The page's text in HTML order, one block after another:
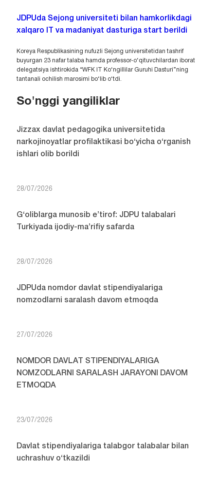
JDPUda Sejong universiteti bilan hamkorlikdagi
xalqaro IT va madaniyat dasturiga start berildi
Koreya Respublikasining nufuzli Sejong universitetidan tashrif
buyurgan 23 nafar talaba hamda professor-o‘qituvchilardan iborat
delegatsiya ishtirokida “WFK IT Ko‘ngillilar Guruhi Dasturi”ning
tantanali ochilish marosimi bo‘lib o‘tdi.
So'nggi yangiliklar
Jizzax davlat pedagogika universitetida
narkojinoyatlar profilaktikasi bo‘yicha o‘rganish
ishlari olib borildi
28/07/2026
G‘oliblarga munosib e’tirof: JDPU talabalari
Turkiyada ijodiy-ma’rifiy safarda
28/07/2026
JDPUda nomdor davlat stipendiyalariga
nomzodlarni saralash davom etmoqda
27/07/2026
NOMDOR DAVLAT STIPENDIYALARIGA
NOMZODLARNI SARALASH JARAYONI DAVOM
ETMOQDA
23/07/2026
Davlat stipendiyalariga talabgor talabalar bilan
uchrashuv o‘tkazildi